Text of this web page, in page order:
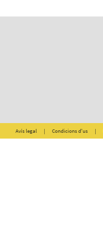
Avís legal | Condicions d'us |